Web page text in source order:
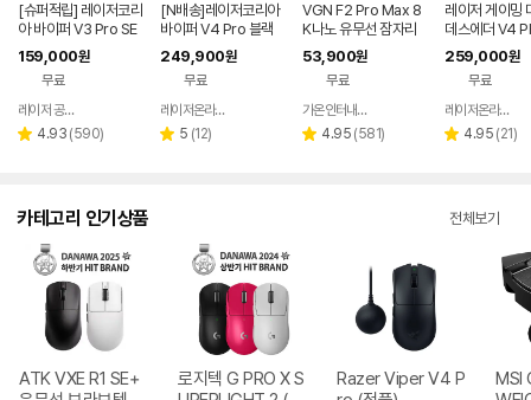
[슈퍼적립] 레이저코리
아 바이퍼 V3 Pro SE
바브삼 e스포츠 무선
게이밍 마우스
159,000원
무료
페이
레이저 공식스토어
별 4.93 리
(590)
[N배송]레이저코리아
바이퍼 V4 Pro 블랙
바브사 무선 게이밍 마
우스 2세대 동글+그립
[오늘주문 내일도착]
249,900원
무료
레이저온라인스토어
별 5 리
(12)
VGN F2 Pro Max 8
K나노 유무선 잠자리
게이밍 마우스 화이트
53,900원
무료
페이
가온인터내셔날
별 4.95 리
(581)
레이저 게이밍
데스에더 V4
경량 FPS 프로
우스
259,000원
무료
레이저온라인스토어
별 4.95 리
(21)
카테고리 인기상품 전체보기
ATK VXE R1 SE+
로지텍 G PRO X S
Razer Viper V4 P
MSI